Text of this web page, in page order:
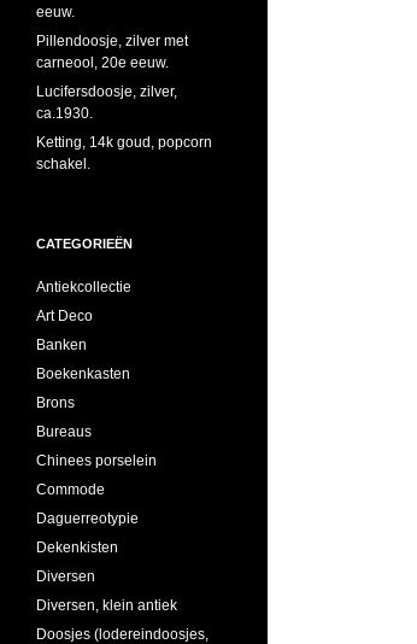
eeuw.
Pillendoosje, zilver met
carneool, 20e eeuw.
Lucifersdoosje, zilver,
ca.1930.
Ketting, 14k goud, popcorn
schakel.
CATEGORIEËN
Antiekcollectie
Art Deco
Banken
Boekenkasten
Brons
Bureaus
Chinees porselein
Commode
Daguerreotypie
Dekenkisten
Diversen
Diversen, klein antiek
Doosjes (lodereindoosjes,